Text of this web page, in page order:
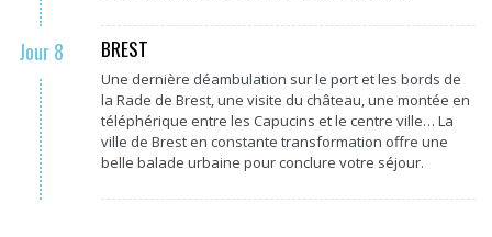
Jour 8 BREST
Une dernière déambulation sur le port et les bords de
la Rade de Brest, une visite du château, une montée en
téléphérique entre les Capucins et le centre ville… La
ville de Brest en constante transformation offre une
belle balade urbaine pour conclure votre séjour.